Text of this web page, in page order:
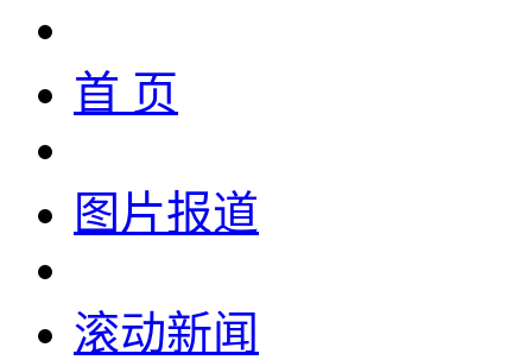
首 页
图片报道
滚动新闻